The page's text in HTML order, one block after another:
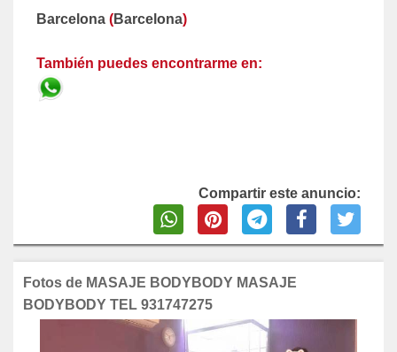
Barcelona (Barcelona)
También puedes encontrarme en:
Compartir este anuncio:
Fotos de MASAJE BODYBODY MASAJE
BODYBODY TEL 931747275